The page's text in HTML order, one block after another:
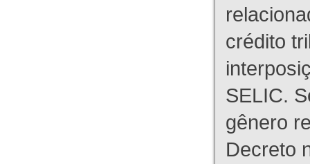
crédito
SELIC.
gênero
Decreto